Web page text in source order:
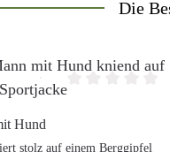
Die
5 Sternen
Hund
stolz auf einem Berggipfel